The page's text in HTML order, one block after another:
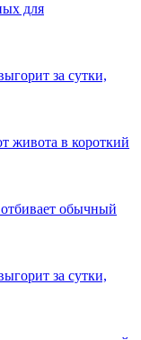
для
за сутки,
живота в короткий
обычный
за сутки,